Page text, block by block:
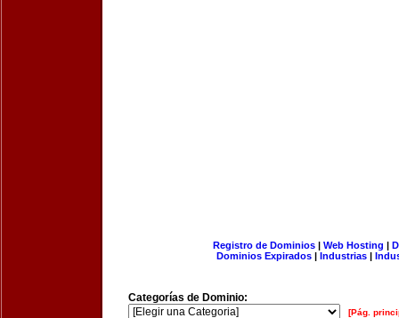
Registro de Dominios| Web Hosting |
Dominios Expirados | Industrias |
Categorías de Dominio:
[Pág.